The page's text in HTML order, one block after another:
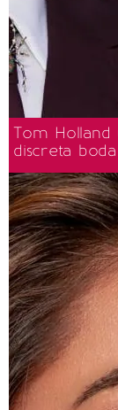
Tom
discreta